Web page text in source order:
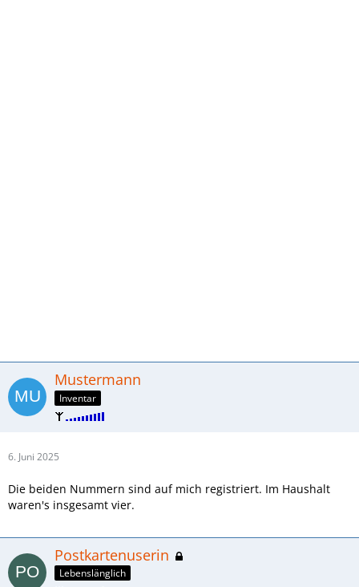
Mustermann
Inventar
6. Juni 2025
Die beiden Nummern sind auf mich registriert. Im Haushalt
waren's insgesamt vier.
Postkartenuserin
Lebenslänglich